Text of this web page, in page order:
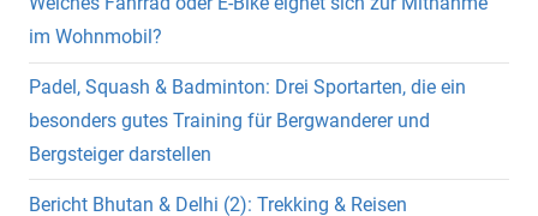
im Wohnmobil?
Padel, Squash & Badminton: Drei Sportarten, die ein
besonders gutes Training für Bergwanderer und
Bergsteiger darstellen
Bericht Bhutan & Delhi (2): Trekking & Reisen